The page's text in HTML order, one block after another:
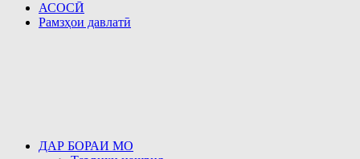
АСОСӢ
Рамзҳои давлатӣ
ДАР БОРАИ МО